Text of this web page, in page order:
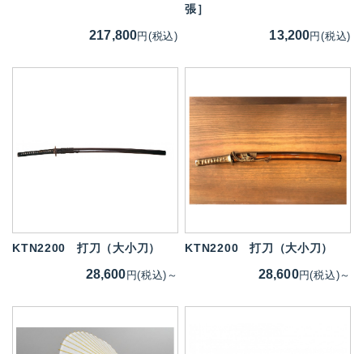
217,800円(税込)
張］
13,200円(税込)
KTN2200 打刀（大小刀）
28,600 円(税込)～
KTN2200 打刀（大小刀）
28,600円(税込)～